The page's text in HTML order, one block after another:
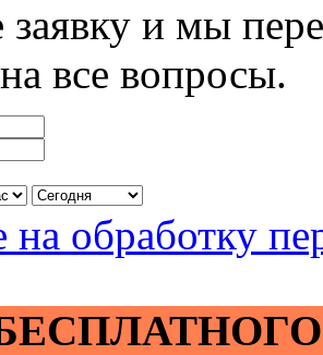
заявку и мы
все вопросы.
на обработку